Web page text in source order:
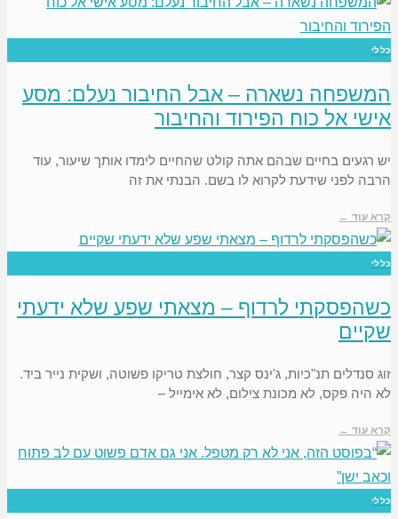
כללי
המשפחה נשארה – אבל החיבור נעלם: מסע
אישי אל כוח הפירוד והחיבור
יש רגעים בחיים שבהם אתה קולט שהחיים לימדו אותך שיעור, עוד
הרבה לפני שידעת לקרוא לו בשם. הבנתי את זה
קרא עוד ←
כללי
כשהפסקתי לרדוף – מצאתי שפע שלא ידעתי
שקיים
זוג סנדלים תנ"כיות, ג'ינס קצר, חולצת טריקו פשוטה, ושקית נייר ביד.
לא היה פקס, לא מכונת צילום, לא אימייל –
קרא עוד ←
כללי